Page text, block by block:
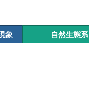
象 自然生態系